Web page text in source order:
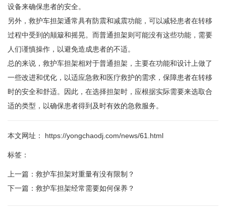
设备来确保患者的安全。
另外，救护车担架通常具有防震和减震功能，可以减轻患者在转移
过程中受到的颠簸和摇晃。而普通担架则可能没有这些功能，需要
人们谨慎操作，以避免造成患者的不适。
总的来说，救护车担架相对于普通担架，主要在功能和设计上做了
一些改进和优化，以适应急救和医疗救护的需求，保障患者在转移
时的安全和舒适。因此，在选择担架时，应根据实际需要来选取合
适的类型，以确保患者得到及时有效的急救服务。
本文网址： https://yongchaodj.com/news/61.html
标签：
上一篇： 救护车担架对重量有没有限制？
下一篇： 救护车担架经常需要如何保养？